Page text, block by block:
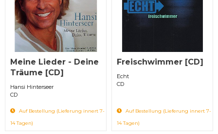
Meine Lieder - Deine
Träume [CD]
Hansi Hinterseer
CD
Auf Bestellung (Lieferung innert 7-
14 Tagen)
Freischwimmer [CD]
Echt
CD
Auf Bestellung (Lieferung innert 7-
14 Tagen)